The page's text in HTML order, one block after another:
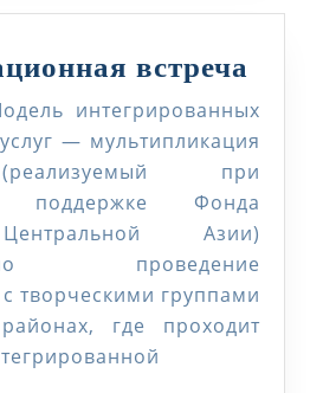
встреча
интегрированных
— мультипликация
при
поддержке Фонда
Азии)
проведение
творческими группами
где проходит